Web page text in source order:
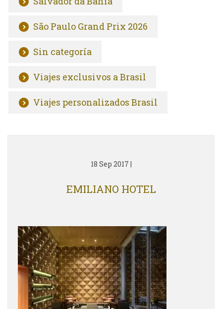
São Paulo Grand Prix 2026
Sin categoría
Viajes exclusivos a Brasil
Viajes personalizados Brasil
18 Sep 2017 |
EMILIANO HOTEL